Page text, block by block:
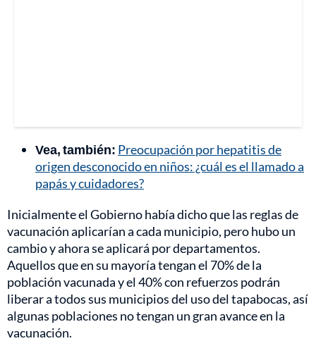
Vea, también: Preocupación por hepatitis de
origen desconocido en niños: ¿cuál es el llamado a
papás y cuidadores?
Inicialmente el Gobierno había dicho que las reglas de
vacunación aplicarían a cada municipio, pero hubo un
cambio y ahora se aplicará por departamentos.
Aquellos que en su mayoría tengan el 70% de la
población vacunada y el 40% con refuerzos podrán
liberar a todos sus municipios del uso del tapabocas, así
algunas poblaciones no tengan un gran avance en la
vacunación.